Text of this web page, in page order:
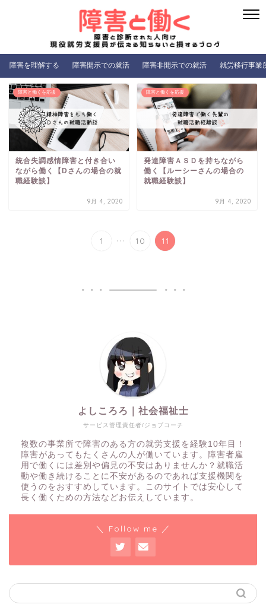
障害を理解する 障害開示での就活 障害非開示での就活 就労移行事業
障害と働くを応援
統合失調感情障害と付き合い
ながら働く【Dさんの場合の就
職経験談】
9月 4, 2020
障害と働くを応援
発達障害ＡＳＤを持ちながら
働く【ルーシーさんの場合の
就職経験談】
9月 4, 2020
1 ... 10 11
サービス管理責任者/ジョブコーチ
よしころろ｜社会福祉士
複数の事業所で障害のある方の就労支援を経験10年目！
障害があってもたくさんの人が働いています。障害者雇
用で働くには差別や偏見の不安はありませんか？就職活
動や働き続けることに不安があるのであれば支援機関を
使うのをおすすめしています。このサイトでは安心して
長く働くための方法などお伝えしています。
＼ Follow me ／